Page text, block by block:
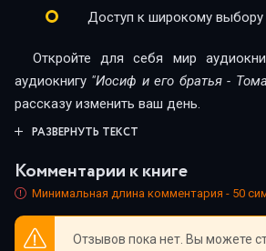
005_01
005_03
005_04
006_01
Доступ к широкому выбору
Откройте для себя мир
аудиокнигу "Иосиф и его братья -
рассказу изменить ваш день.
РАЗВЕРНУТЬ ТЕКСТ
Комментарии к книге
Минимальная длина комментария - 50
Отзывов пока нет. Вы можете